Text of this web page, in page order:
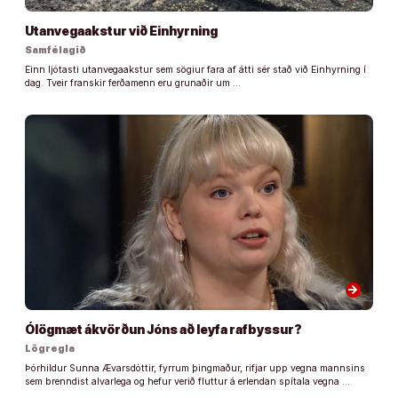
Utanvegaakstur við Einhyrning
Samfélagið
Einn ljótasti utanvegaakstur sem sögiur fara af átti sér stað við Einhyrning í
dag. Tveir franskir ferðamenn eru grunaðir um …
arrow_forward
Ólögmæt ákvörðun Jóns að leyfa rafbyssur?
Lögregla
Þórhildur Sunna Ævarsdóttir, fyrrum þingmaður, rifjar upp vegna mannsins
sem brenndist alvarlega og hefur verið fluttur á erlendan spítala vegna …